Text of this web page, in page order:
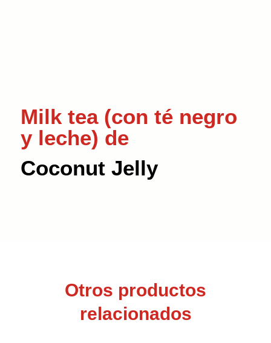
Milk tea (con té negro
y leche) de
Coconut Jelly
Otros productos
relacionados